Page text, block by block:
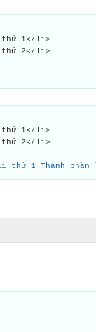
thứ 1</li>
thứ 2</li>
thứ 1</li>
thứ 2</li>
li thứ 1 Thành